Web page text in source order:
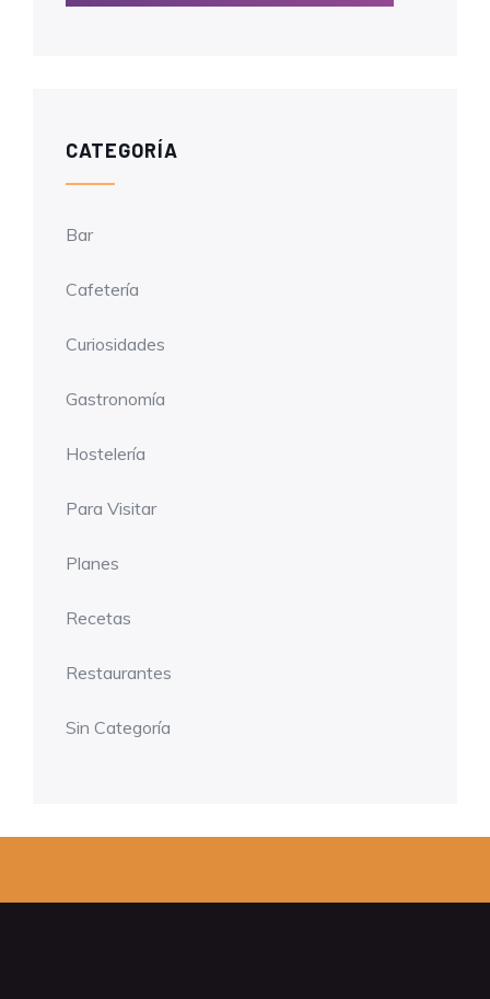
CATEGORÍA
Bar
Cafetería
Curiosidades
Gastronomía
Hostelería
Para Visitar
Planes
Recetas
Restaurantes
Sin Categoría